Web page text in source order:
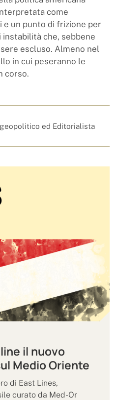
come
e un punto di frizione per
che, sebbene
escluso. Almeno nel
in cui peseranno le
corso.
ed Editorialista
il nuovo
Medio Oriente
di East Lines,
curato da Med-Or